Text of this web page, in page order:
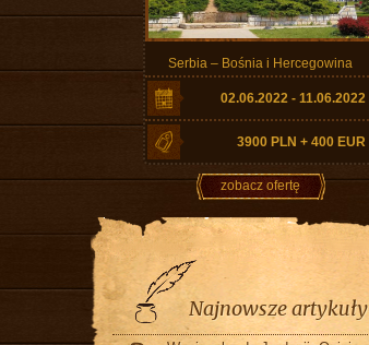
Serbia – Bośnia i Hercegowina
02.06.2022 - 11.06.2022
3900 PLN + 400 EUR
zobacz ofertę
Najnowsze artykuły